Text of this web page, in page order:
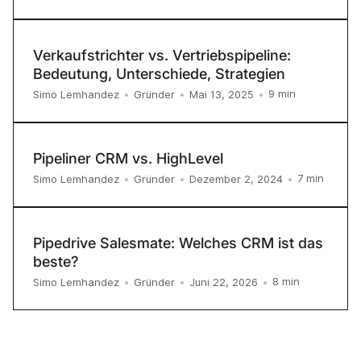
Verkaufstrichter vs. Vertriebspipeline:
Bedeutung, Unterschiede, Strategien
Simo Lemhandez • Gründer • Mai 13, 2025 • 9 min
Pipeliner CRM vs. HighLevel
Simo Lemhandez • Gründer • Dezember 2, 2024 • 7 min
Pipedrive Salesmate: Welches CRM ist das
beste?
Simo Lemhandez • Gründer • Juni 22, 2026 • 8 min